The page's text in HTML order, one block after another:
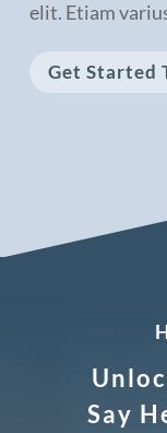
elit. Etiam
Get Started
Say